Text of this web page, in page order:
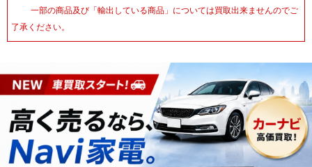
一部の商品及び「輸出している商品」については買取出来ませんのでご
了承ください。